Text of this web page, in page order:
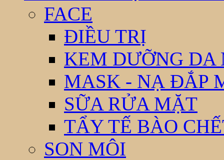
FACE
ĐIỀU TRỊ
KEM DƯỠNG DA
MASK - NẠ ĐẮP
SỮA RỬA MẶT
TẨY TẾ BÀO
SON MÔI